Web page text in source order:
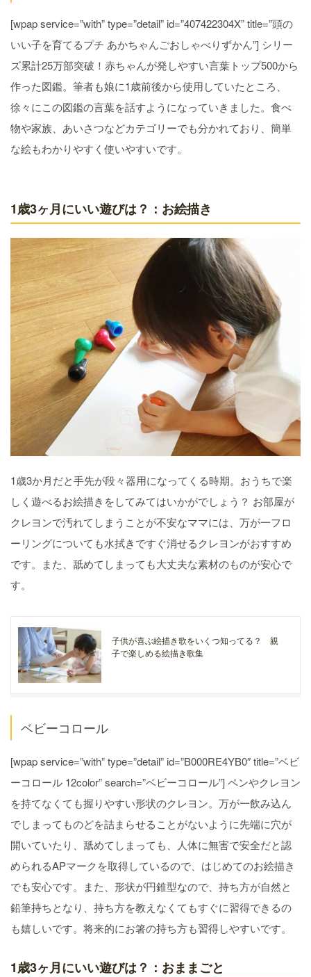
[wpap service=”with” type=”detail” id=”407422304X” title=”頭の
いい子を育てるプチ あかちゃんごおしゃべりずかん”] シリー
ズ累計25万部突破！赤ちゃんが発しやすい言葉トップ500から
作った図鑑。筆者も娘に1歳前後から使用していたところ、
徐々にこの図鑑の言葉を話すようになっていきました。食べ
物や家族、あいさつなどカテゴリーでも分かれており、簡単
な絵もわかりやすく使いやすいです。
1歳3ヶ月にいい遊びは？：お絵描き
1歳3か月だと手先が段々器用になってくる時期。おうちで楽
しく遊べるお絵描きをしてみてはいかがでしょう？ お部屋が
クレヨンで汚れてしまうことが不安なママには、万が一フロ
ーリングについても水拭きですぐ消せるクレヨンがおすすめ
です。また、舐めてしまっても大丈夫な素材のものが安心で
す。
子供が喜ぶ絵描き歌をいくつ知ってる？ 親
子で楽しめる絵描き歌集
ベビーコロール
[wpap service=”with” type=”detail” id=”B000RE4YB0″ title=”ベビ
ーコロール 12color” search=”ベビーコロール”] ペンやクレヨン
を持てなくても握りやすい形状のクレヨン。万が一飲み込ん
でしまってものどを詰まらせることがないように先端に穴が
開いていたり、舐めてしまっても、人体に無害で安全だと認
められるAPマークを取得しているので、はじめてのお絵描き
でも安心です。また、形状が円錐型なので、持ち方が自然と
鉛筆持ちとなり、持ち方を教えなくてもすぐに習得できるの
も嬉しいです。将来的にお箸の持ち方も習得しやすいです。
1歳3ヶ月にいい遊びは？：おままごと